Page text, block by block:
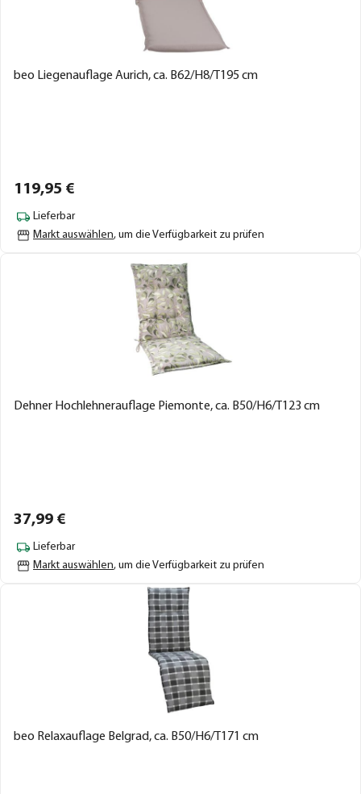
beo Liegenauflage Aurich, ca. B62/H8/T195 cm
119,95 €
Lieferbar
Markt auswählen, um die Verfügbarkeit zu prüfen
Dehner Hochlehnerauflage Piemonte, ca. B50/H6/T123 cm
37,99 €
Lieferbar
Markt auswählen, um die Verfügbarkeit zu prüfen
beo Relaxauflage Belgrad, ca. B50/H6/T171 cm